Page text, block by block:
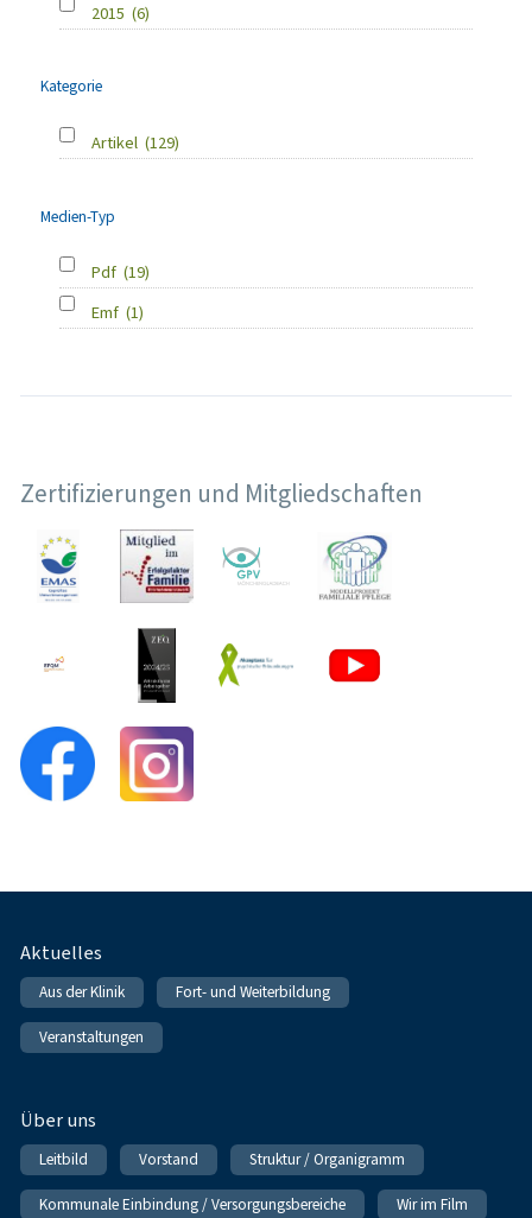
2015 (6)
Kategorie
Artikel (129)
Medien-Typ
Pdf (19)
Emf (1)
Zertifizierungen und Mitgliedschaften
Fußnavigation
Aktuelles
Aus der Klinik Fort- und Weiterbildung
Veranstaltungen
Über uns
Leitbild Vorstand Struktur / Organigramm
Kommunale Einbindung / Versorgungsbereiche Wir im Film